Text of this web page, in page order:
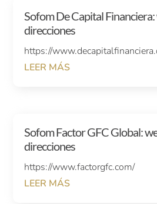
Sofom De Capital
direcciones
https://
LEER MÁS
Sofom Factor GFC Global:
direcciones
https://www.factorgfc.com/
LEER MÁS